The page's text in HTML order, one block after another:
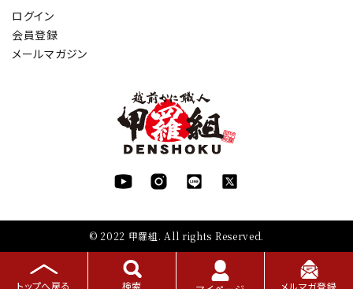
ログイン
会員登録
メールマガジン
© 2022 甲羅組. All rights Reserved.
トップへ戻る